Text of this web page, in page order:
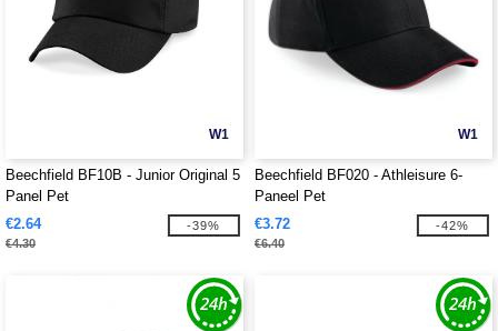
W1
Beechfield BF10B - Junior Original 5
Panel Pet
€2.64
€4.30
-39%
W1
Beechfield BF020 - Athleisure 6-
Paneel Pet
€3.72
€6.40
-42%